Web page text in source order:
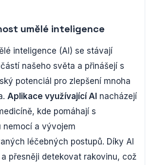
umělé inteligence
inteligence (AI) se stávají
našeho světa a přinášejí s
potenciál pro zlepšení mnoha
Aplikace využívající AI nacházejí
kde pomáhají s
nemocí a vývojem
léčebných postupů. Díky AI
přesněji detekovat rakovinu, což